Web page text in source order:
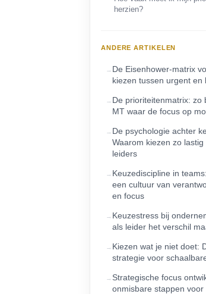
herzien?
ANDERE ARTIKELEN
De Eisenhower-matrix
kiezen tussen urgent en
De prioriteitenmatrix: zo
MT waar de focus op
De psychologie achter
Waarom kiezen zo lastig
leiders
Keuzediscipline in
een cultuur van
en focus
Keuzestress bij
als leider het verschil
Kiezen wat je niet doet:
strategie voor
Strategische focus
onmisbare stappen voor